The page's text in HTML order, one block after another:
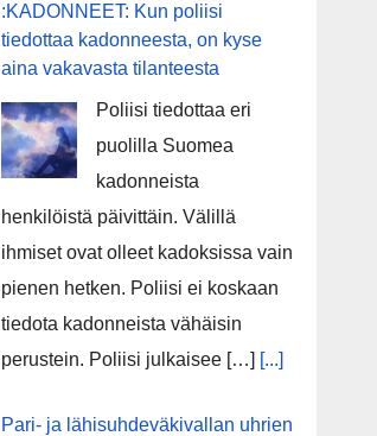
:KADONNEET: Kun poliisi
tiedottaa kadonneesta, on kyse
aina vakavasta tilanteesta
Poliisi tiedottaa eri
puolilla Suomea
kadonneista
henkilöistä päivittäin. Välillä
ihmiset ovat olleet kadoksissa vain
pienen hetken. Poliisi ei koskaan
tiedota kadonneista vähäisin
perustein. Poliisi julkaisee […] [...]
Pari- ja lähisuhdeväkivallan uhrien